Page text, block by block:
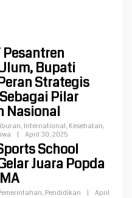
Bupati
Strategis
Pilar
Nasional
, International, Kesehatan,
| April 30, 2025
School
Juara Popda
, Pendidikan |
April